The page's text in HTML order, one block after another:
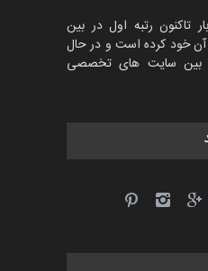
تاکنون رتبه اول در بین
خود کرده است و در حال
در بین سایت های تخصصی